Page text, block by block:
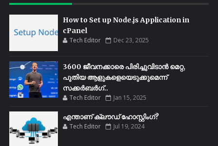
How to Set up Node.js Application in
cPanel
Tech Editor Dec 23, 2025
3600 ജീവനക്കാരെ പിരിച്ചുവിടാൻ മെറ്റ,
പുതിയ ആളുകളെയെടുക്കുമെന്ന്
സക്കർബർഗ്..
Tech Editor Jan 15, 2025
എന്താണ് ക്ലൗഡ് ഹോസ്റ്റിംഗ്?
Tech Editor Jul 19, 2024